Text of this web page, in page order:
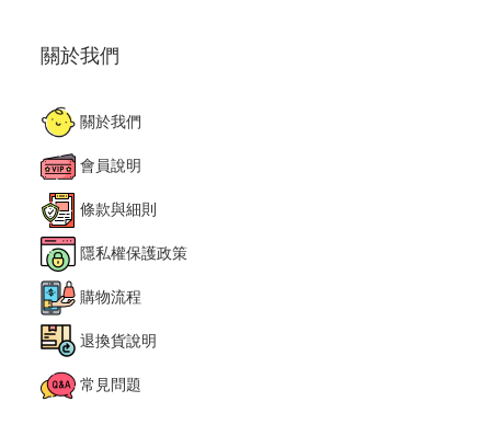
關於我們
關於我們
會員說明
條款與細則
隱私權保護政策
購物流程
退換貨說明
常見問題